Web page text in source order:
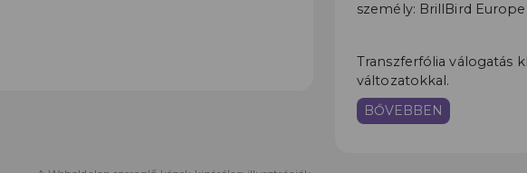
személy: BrillBird
Transzferfólia válogatás
változatokkal.
BŐVEBBEN